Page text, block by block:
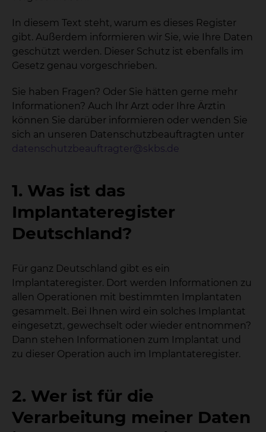
In diesem Text steht, warum es dieses Register
gibt. Außerdem informieren wir Sie, wie Ihre Daten
geschützt werden. Dieser Schutz ist ebenfalls im
Gesetz genau vorgeschrieben.
Sie haben Fragen? Oder Sie hätten gerne mehr
Informationen? Auch Ihr Arzt oder Ihre Ärztin
können Sie darüber informieren oder wenden Sie
sich an unseren Datenschutzbeauftragten unter
datenschutzbeauftragter@skbs.de
1. Was ist das
Implantateregister
Deutschland?
Für ganz Deutschland gibt es ein
Implantateregister. Dort werden Informationen zu
allen Operationen mit bestimmten Implantaten
gesammelt. Bei Ihnen wird ein solches Implantat
eingesetzt, gewechselt oder wieder entnommen?
Dann stehen Informationen zum Implantat und
zu dieser Operation auch im Implantateregister.
2. Wer ist für die
Verarbeitung meiner Daten